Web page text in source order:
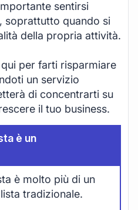
sentirsi
soprattutto quando si
della propria attività.
per farti risparmiare
un servizio
di concentrarti su
il tuo business.
è un
è molto più di un
tradizionale.